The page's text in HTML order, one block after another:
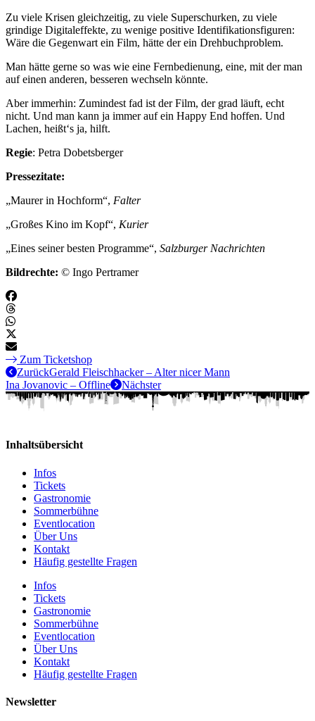
Zu viele Krisen gleichzeitig, zu viele Superschurken, zu viele
grindige Digitaleffekte, zu wenige positive Identifikationsfiguren:
Wäre die Gegenwart ein Film, hätte der ein Drehbuchproblem.
Man hätte gerne so was wie eine Fernbedienung, eine, mit der man
auf einen anderen, besseren wechseln könnte.
Aber immerhin: Zumindest fad ist der Film, der grad läuft, echt
nicht. Und man kann ja immer auf ein Happy End hoffen. Und
Lachen, heißt‘s ja, hilft.
Regie: Petra Dobetsberger
Pressezitate:
„Maurer in Hochform“, Falter
„Großes Kino im Kopf“, Kurier
„Eines seiner besten Programme“, Salzburger Nachrichten
Bildrechte: © Ingo Pertramer
Zum Ticketshop
ZurückGerald Fleischhacker – Alter nicer Mann
Ina Jovanovic – Offline
Nächster
Inhaltsübersicht
Infos
Tickets
Gastronomie
Sommerbühne
Eventlocation
Über Uns
Kontakt
Häufig gestellte Fragen
Infos
Tickets
Gastronomie
Sommerbühne
Eventlocation
Über Uns
Kontakt
Häufig gestellte Fragen
Newsletter